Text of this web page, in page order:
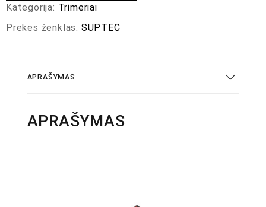
Kategorija: Trimeriai
Prekės ženklas: SUPTEC
APRAŠYMAS
APRAŠYMAS